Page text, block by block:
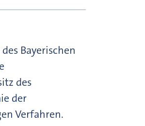
Bayerischen
des
der
Verfahren.